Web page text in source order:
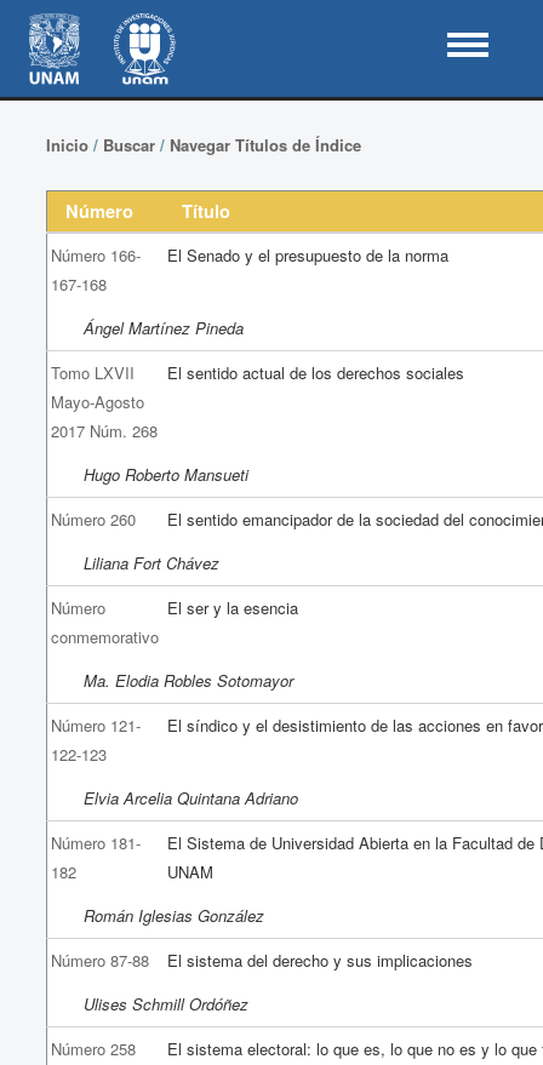
Inicio/ Buscar/ Navegar Títulos de Índice
Número Título
Número 166-
167-168
El Senado y el presupuesto de la norma
Ángel Martínez Pineda
Tomo LXVII
Mayo-Agosto
2017 Núm. 268
El sentido actual de los derechos sociales
Hugo Roberto Mansueti
Número 260
El sentido emancipador de la sociedad del
Liliana Fort Chávez
Número
conmemorativo
El ser y la esencia
Ma. Elodia Robles Sotomayor
Número 121-
122-123
El síndico y el desistimiento de las acciones en
Elvia Arcelia Quintana Adriano
Número 181-
182
El Sistema de Universidad Abierta en la Facultad de
UNAM
Román Iglesias González
Número 87-88
El sistema del derecho y sus implicaciones
Ulises Schmill Ordóñez
Número 258
El sistema electoral: lo que es, lo que no es y lo que